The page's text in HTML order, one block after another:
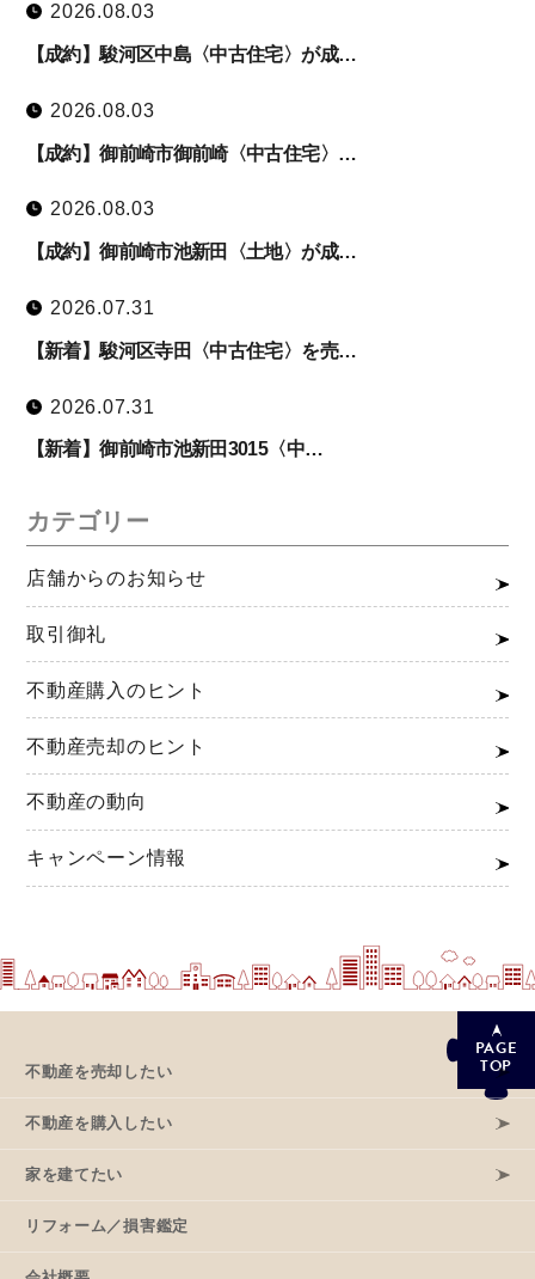
2026.08.03
【成約】駿河区中島〈中古住宅〉が成…
2026.08.03
【成約】御前崎市御前崎〈中古住宅〉…
2026.08.03
【成約】御前崎市池新田〈土地〉が成…
2026.07.31
【新着】駿河区寺田〈中古住宅〉を売…
2026.07.31
【新着】御前崎市池新田3015〈中…
カテゴリー
店舗からのお知らせ
取引御礼
不動産購入のヒント
不動産売却のヒント
不動産の動向
キャンペーン情報
PAGE
TOP
不動産を売却したい
不動産を購入したい
家を建てたい
リフォーム／損害鑑定